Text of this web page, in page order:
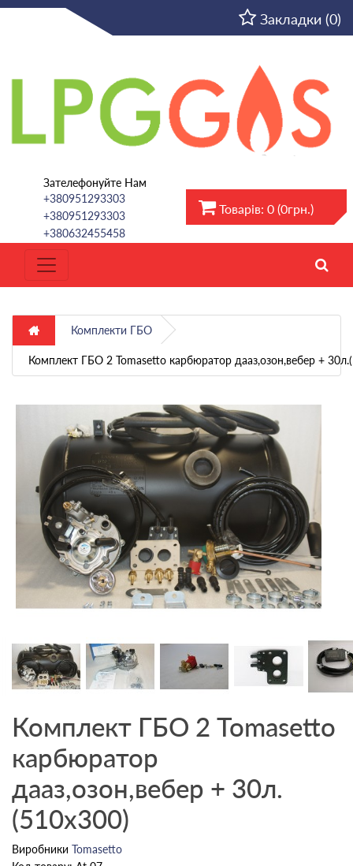
Закладки (0)
Зателефонуйте Нам
+380951293303
+380951293303
+380632455458
Товарів: 0 (0грн.)
Комплекти ГБО
Комплект ГБО 2 Tomasetto карбюратор дааз,озон,вебер +
Комплект ГБО 2 Tomasetto
карбюратор
дааз,озон,вебер + 30л.
(510x300)
Виробники Tomasetto